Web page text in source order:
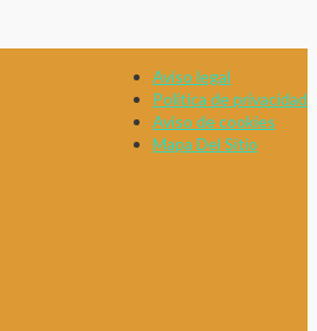
Aviso legal
Política de privacidad
Aviso de cookies
Mapa Del Sitio